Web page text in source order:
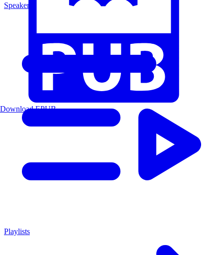
Speakers
Playlists
Download EPUB